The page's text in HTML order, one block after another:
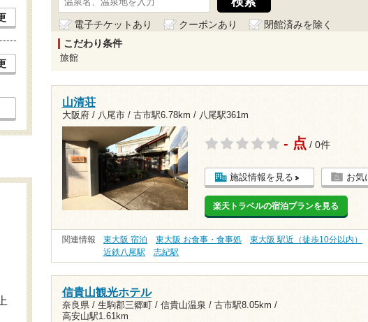
電子チケットあり クーポンあり
閉館済みを除く
こだわり条件
旅館
山清荘
大阪府 / 八尾市 / 古市駅6.78km / 八尾駅361m
- 点 / 0件
施設情報を見る お気
楽天トラベルの宿泊プランを見る
関連情報 東大阪 宿泊 東大阪 お食事・食事処 東大阪 駅近（徒歩10分以内）
近鉄八尾駅
志紀駅
信貴山観光ホテル
奈良県 / 生駒郡三郷町 / 信貴山温泉 / 古市駅8.05km /
高安山駅1.61km